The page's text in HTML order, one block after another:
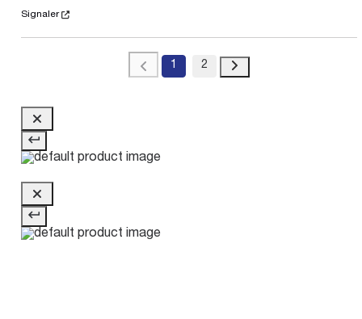
Signaler
1 2